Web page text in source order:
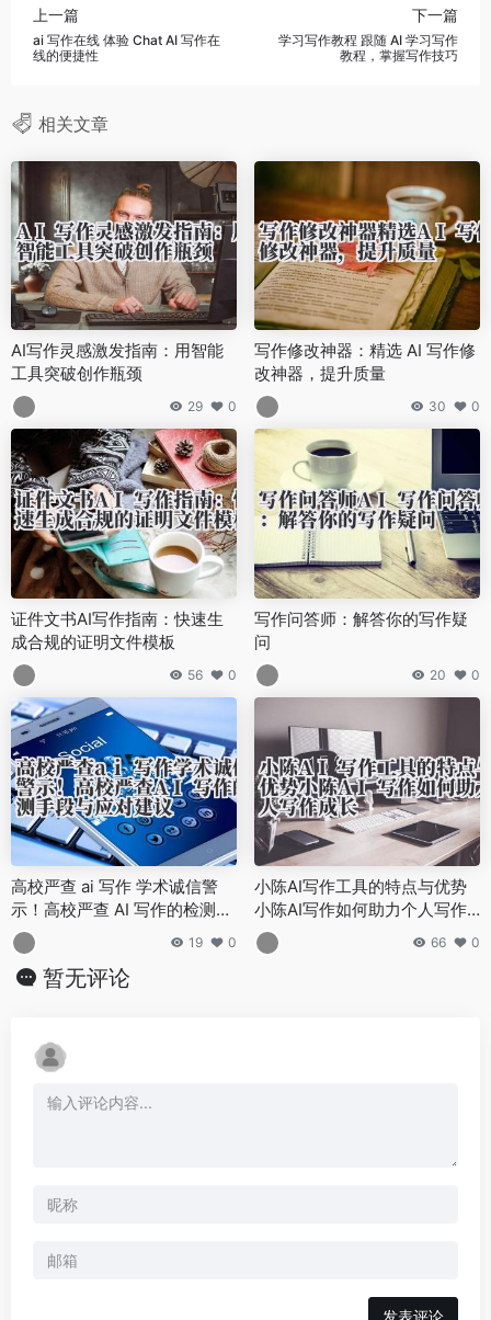
上一篇
ai 写作在线 体验 Chat AI 写作在
线的便捷性
下一篇
学习写作教程 跟随 AI 学习写作
教程，掌握写作技巧
相关文章
AI写作灵感激发指南：用智能
工具突破创作瓶颈
29 0
写作修改神器：精选 AI 写作修
改神器，提升质量
30 0
证件文书AI写作指南：快速生
成合规的证明文件模板
56 0
写作问答师：解答你的写作疑
问
20 0
高校严查 ai 写作 学术诚信警
示！高校严查 AI 写作的检测手
段与应对建议
19 0
小陈AI写作工具的特点与优势
小陈AI写作如何助力个人写作
成长
66 0
暂无评论
发表评论